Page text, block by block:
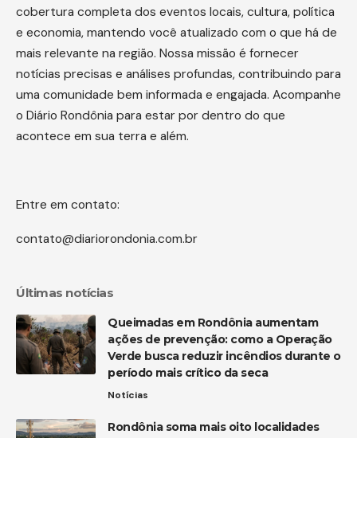
cobertura completa dos eventos locais, cultura, política
e economia, mantendo você atualizado com o que há de
mais relevante na região. Nossa missão é fornecer
notícias precisas e análises profundas, contribuindo para
uma comunidade bem informada e engajada. Acompanhe
o Diário Rondônia para estar por dentro do que
acontece em sua terra e além.
Entre em contato:
contato@diariorondonia.com.br
Últimas notícias
Queimadas em Rondônia aumentam
ações de prevenção: como a Operação
Verde busca reduzir incêndios durante o
período mais crítico da seca
Notícias
Rondônia soma mais oito localidades